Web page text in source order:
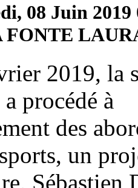
08 Juin 2019
FONTE
2019, la
procédé à
des
un
Sébastien